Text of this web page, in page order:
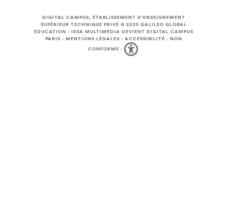
DIGITAL CAMPUS, ÉTABLISSEMENT D'ENSEIGNEMENT
SUPÉRIEUR TECHNIQUE PRIVÉ © 2025GALILEO GLOBAL
EDUCATION -IESA MULTIMÉDIA DEVIENT DIGITAL CAMPUS
PARIS -MENTIONS LÉGALES -ACCESSIBILITÉ : NON
CONFORME -